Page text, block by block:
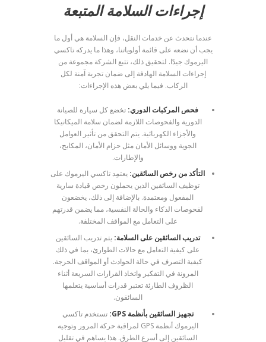
إجراءات السلامة المتبعة
عندما نتحدث عن خدمات النقل، فإن السلامة هي أول ما
يجب أن نضعه على قائمة أولوياتنا، وهذا ما يدركه تاكسي
اليرموك جيدًا. لتحقيق ذلك، تتبع الشركة مجموعة من
إجراءات السلامة الهادفة إلى ضمان تجربة آمنة لكل
الركاب. فيما يلي بعض هذه الإجراءات:
فحص المركبات الدوري: تخضع كل سيارة للصيانة
الدورية والفحوصات اللازمة لضمان سلامة الميكانيكا
والأجزاء الكهربائية. يتم التحقق من تأثير العوامل
الجوية ووسائل الأمان مثل حزام الأمان، المكابح،
والإطارات.
التأكد من رخص السائقين: يعتمِد تاكسي اليرموك على
توظيف السائقين الذين يحملون رخص قيادة سارية
المفعول ومعتمدة. بالإضافة إلى ذلك، يخضعون
لفحوصات الذكاء والحالة النفسية، مما يضمن قدرتهم
على التعامل مع المواقف المختلفة.
تدريب السائقين على السلامة: يتم تدريب السائقين
على كيفية التعامل مع حالات الطوارئ، بما في ذلك
كيفية التصرف في حالة الحوادث أو المواقف الحرجة.
المرونة في التفكير واتخاذ القرارات السريعة أثناء
الظروف الطارئة تعتبر قدرات أساسية يتعلمها
السائقون.
تجهيز السائقين بأنظمة GPS:
تستخدم تاكسي
اليرموك أنظمة GPS لمراقبة حركة المرور وتوجيه
السائقين إلى أسرع الطرق. هذا يساهم في تقليل